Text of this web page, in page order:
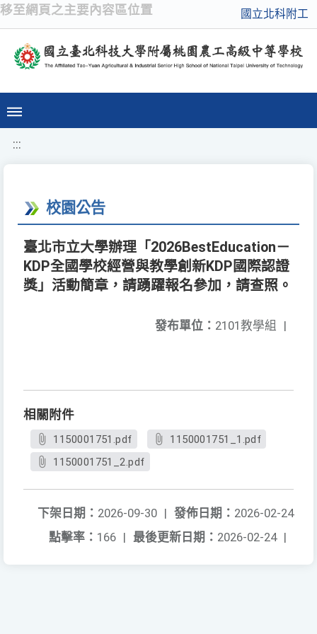
移至網頁之主要內容區位置 國立北科附工
:::
校園公告
臺北市立大學辦理「2026BestEducation－
KDP全國學校經營與教學創新KDP國際認證
獎」活動簡章，請踴躍報名參加，請查照。
發布單位： 2101教學組 |
相關附件
1150001751.pdf
1150001751_1.pdf
1150001751_2.pdf
發佈日期： 2026-02-24
下架日期： 2026-09-30 |
最後更新日期： 2026-02-24 |
點擊率： 166 |